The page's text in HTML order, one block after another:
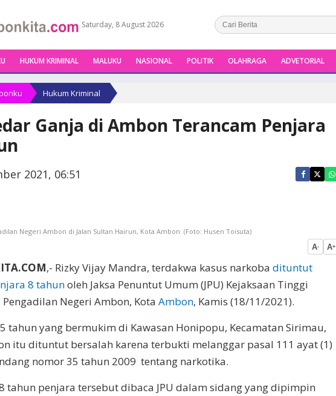
Saturday, 8 August 2026
HUKUM KRIMINAL MALUKU NASIONAL POLITIK OLAHRAGA ADVETORIAL
Hukum Kriminal
Ganja di Ambon Terancam Penjara
2021, 06:51
Negeri Ambon di Jalan Sultan Hairun, Kota Ambon. (Foto: Husen Toisuta)
A- A+
,- Rizky Vijay Mandra, terdakwa kasus narkoba dituntut
8 tahunoleh Jaksa Penuntut Umum (JPU) Kejaksaan Tinggi
Negeri Ambon, Kota Ambon, Kamis (18/11/2021).
tahun yang bermukim di Kawasan Honipopu, Kecamatan Sirimau,
itu dituntut bersalah karena terbukti melanggar pasal 111 ayat (1)
nomor 35 tahun 2009 tentang narkotika.
tahun penjara tersebut dibaca JPU dalam sidang yang dipimpin